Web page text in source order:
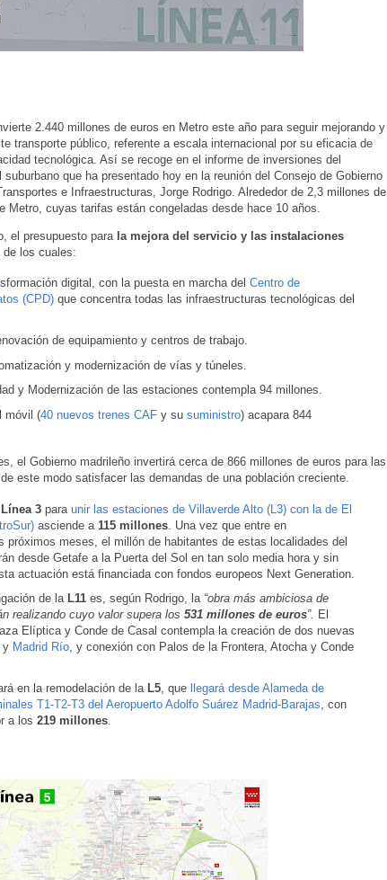
2.440 millones de euros en Metro este año para seguir mejorando y
transporte público, referente a escala internacional por su eficacia de
tecnológica. Así se recoge en el informe de inversiones del
que ha presentado hoy en la reunión del Consejo de Gobierno
e Infraestructuras, Jorge Rodrigo. Alrededor de 2,3 millones de
Metro, cuyas tarifas están congeladas desde hace 10 años.
el presupuesto para la mejora del servicio y las instalaciones
los cuales:
digital, con la puesta en marcha del Centro de
(CPD)que concentra todas las infraestructuras tecnológicas del
de equipamiento y centros de trabajo.
y modernización de vías y túneles.
y Modernización de las estaciones contempla 94 millones.
móvil (40 nuevos trenes CAFy su suministro) acapara 844
el Gobierno madrileño invertirá cerca de 866 millones de euros para las
este modo satisfacer las demandas de una población creciente.
Línea 3para unir las estaciones de Villaverde Alto (L3) con la de El
asciende a 115 millones. Una vez que entre en
próximos meses, el millón de habitantes de estas localidades del
desde Getafe a la Puerta del Sol en tan solo media hora y sin
actuación está financiada con fondos europeos Next Generation.
de la L11es, según Rodrigo, la “obra más ambiciosa de
realizando cuyo valor supera los 531 millones de euros”. El
Elíptica y Conde de Casal contempla la creación de dos nuevas
y Madrid Río, y conexión con Palos de la Frontera, Atocha y Conde
en la remodelación de laL5, que
llegará desde Alameda de
T1-T2-T3 del Aeropuerto Adolfo Suárez Madrid-Barajas, con
a los 219 millones.